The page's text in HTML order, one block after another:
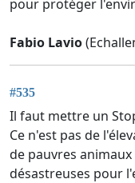
pour protéger
Fabio Lavio
#535
Il faut mettre un
Ce n'est pas de
de pauvres
désastreuses pour